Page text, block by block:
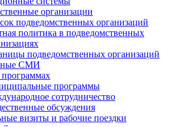
организации
подведомственных организаций
политика в подведомственных
подведомственных организаций
СМИ
программы
сотрудничество
обсуждения
визиты и рабочие поездки